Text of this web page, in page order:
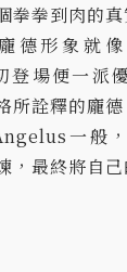
拳拳到肉的
德形象就
場便一派
所詮釋的龐
一般
，最終將自